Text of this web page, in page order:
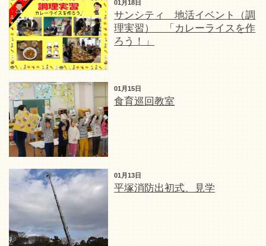
01月18日
サンシティ 地活イベント（調
理実習） 「カレーライスを作
ろう！」
01月15日
食育巡回教室
01月13日
平塚消防出初式、見学